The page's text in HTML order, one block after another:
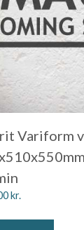
Variform
kr.